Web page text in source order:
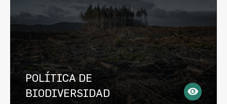
POLÍTICA DE
BIODIVERSIDAD